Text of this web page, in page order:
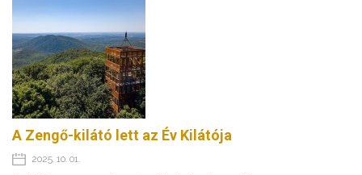
A Zengő-kilátó lett az Év Kilátója
2025. 10. 01.